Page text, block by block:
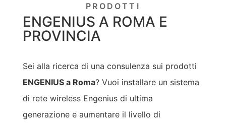
PRODOTTI
ENGENIUS A ROMA E
PROVINCIA
Sei alla ricerca di una consulenza sui prodotti
ENGENIUS a Roma? Vuoi installare un sistema
di rete wireless Engenius di ultima
generazione e aumentare il livello di